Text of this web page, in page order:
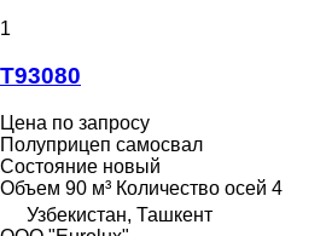
1
Т93080
Цена по запросу
Полуприцеп самосвал
Состояние новый
Объем 90 м³ Количество осей 4
Узбекистан, Ташкент